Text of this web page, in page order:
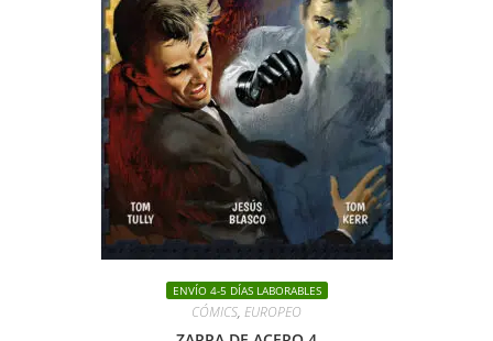
ENVÍO 4-5 DÍAS LABORABLES
CÓMICS, EUROPEO